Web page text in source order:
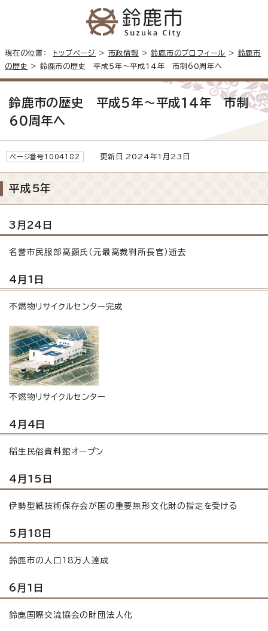
現在の位置： トップページ > 市政情報 >鈴鹿市のプロフィール > 鈴鹿市
の歴史
> 鈴鹿市の歴史 平成5年～平成14年 市制60周年へ
鈴鹿市の歴史 平成5年～平成14年 市制
60周年へ
ページ番号1004182 更新日 2024年1月23日
平成5年
3月24日
名誉市民服部高顕氏（元最高裁判所長官）逝去
4月1日
不燃物リサイクルセンター完成
不燃物リサイクルセンター
4月4日
稲生民俗資料館オープン
4月15日
伊勢型紙技術保存会が国の重要無形文化財の指定を受ける
5月18日
鈴鹿市の人口18万人達成
6月1日
鈴鹿国際交流協会の財団法人化